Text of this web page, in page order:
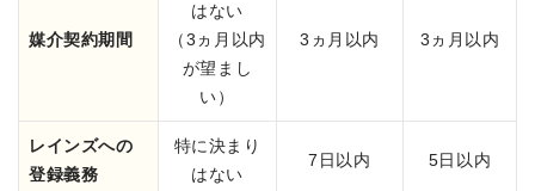
媒介契約期間
はない
（3ヵ月以内
が望まし
い）
3ヵ月以内 3ヵ月以内
レインズへの
登録義務
特に決まり
はない
7日以内 5日以内